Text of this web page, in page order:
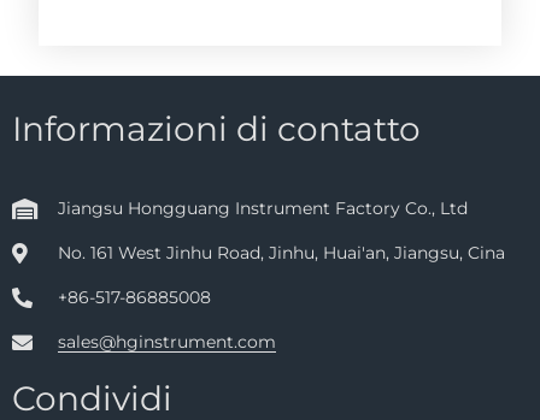
Informazioni di contatto
Jiangsu Hongguang Instrument Factory Co., Ltd
No. 161 West Jinhu Road, Jinhu, Huai'an, Jiangsu, Cina
+86-517-86885008
sales@hginstrument.com
Condividi